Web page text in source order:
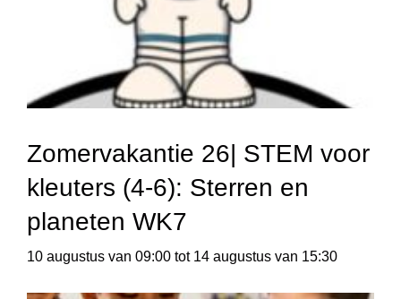
Zomervakantie 26| STEM voor
kleuters (4-6): Sterren en
planeten WK7
10 augustus van 09:00 tot 14 augustus van 15:30